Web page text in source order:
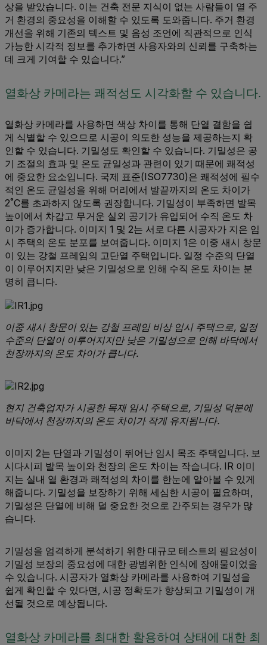
상을 받았습니다. 이는 건축 전문 지식이 없는 사람들이 열 주
거 환경의 중요성을 이해할 수 있도록 도와줍니다. 주거 환경
개선을 위해 기존의 텍스트 및 음성 조언에 직관적으로 인식
가능한 시각적 정보를 추가하면 사용자와의 신뢰를 구축하는
데 크게 기여할 수 있습니다.”
열화상 카메라는 쾌적성도 시각화할 수 있습니다.
열화상 카메라를 사용하면 색상 차이를 통해 단열 결함을 쉽
게 식별할 수 있으므로 시공이 의도한 성능을 제공하는지 확
인할 수 있습니다. 기밀성도 확인할 수 있습니다. 기밀성은 공
기 조절의 효과 및 온도 균일성과 관련이 있기 때문에 쾌적성
에 중요한 요소입니다. 국제 표준(ISO7730)은 쾌적성에 필수
적인 온도 균일성을 위해 머리에서 발끝까지의 온도 차이가
2˚C를 초과하지 않도록 권장합니다. 기밀성이 부족하면 발목
높이에서 차갑고 무거운 실외 공기가 유입되어 수직 온도 차
이가 증가합니다. 이미지 1 및 2는 서로 다른 시공자가 지은 임
시 주택의 온도 분포를 보여줍니다. 이미지 1은 이중 새시 창문
이 있는 강철 프레임의 고단열 주택입니다. 일정 수준의 단열
이 이루어지지만 낮은 기밀성으로 인해 수직 온도 차이는 분
명히 큽니다.
이중 새시 창문이 있는 강철 프레임 비상 임시 주택으로, 일정
수준의 단열이 이루어지지만 낮은 기밀성으로 인해 바닥에서
천장까지의 온도 차이가 큽니다.
현지 건축업자가 시공한 목재 임시 주택으로, 기밀성 덕분에
바닥에서 천장까지의 온도 차이가 작게 유지됩니다.
이미지 2는 단열과 기밀성이 뛰어난 임시 목조 주택입니다. 보
시다시피 발목 높이와 천장의 온도 차이는 작습니다. IR 이미
지는 실내 열 환경과 쾌적성의 차이를 한눈에 알아볼 수 있게
해줍니다. 기밀성을 보장하기 위해 세심한 시공이 필요하며,
기밀성은 단열에 비해 덜 중요한 것으로 간주되는 경우가 많
습니다.
기밀성을 엄격하게 분석하기 위한 대규모 테스트의 필요성이
기밀성 보장의 중요성에 대한 광범위한 인식에 장애물이었을
수 있습니다. 시공자가 열화상 카메라를 사용하여 기밀성을
쉽게 확인할 수 있다면, 시공 정확도가 향상되고 기밀성이 개
선될 것으로 예상됩니다.
열화상 카메라를 최대한 활용하여 상태에 대한 최